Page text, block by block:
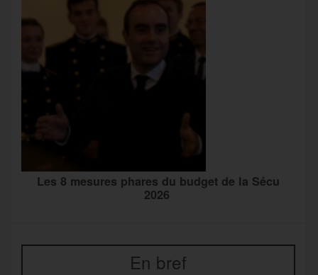
Les 8 mesures phares du budget de la Sécu
2026
En bref